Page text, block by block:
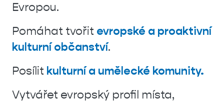
Evropou.
Pomáhat tvořit evropské a proaktivní
kulturní občanství.
Posílit kulturní a umělecké komunity.
Vytvářet evropský profil místa,